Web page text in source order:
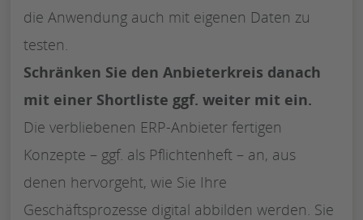
die Anwendung auch mit eigenen Daten zu
testen.
Schränken Sie den Anbieterkreis danach
mit einer Shortliste ggf. weiter mit ein.
Die verbliebenen ERP-Anbieter fertigen
Konzepte – ggf. als Pflichtenheft – an, aus
denen hervorgeht, wie Sie Ihre
Geschäftsprozesse digital abbilden werden. Sie